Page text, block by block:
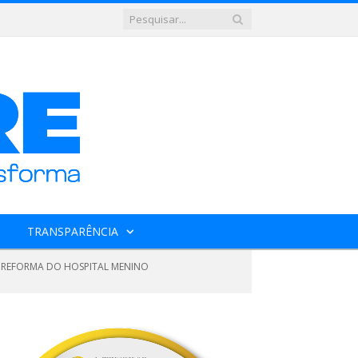
TRANSPARÊNCIA
DO HOSPITAL MENINO